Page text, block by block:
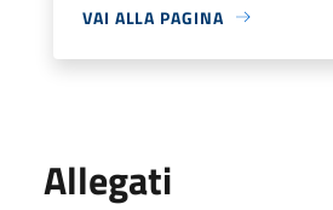
VAI ALLA PAGINA
Allegati